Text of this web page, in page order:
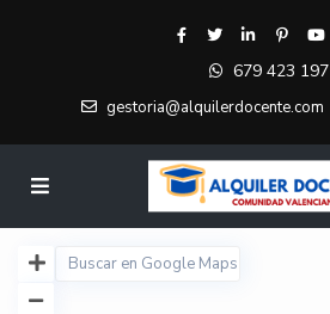
679 423 197
gestoria@alquilerdocente.com